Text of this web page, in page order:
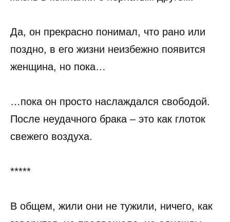
Да, он прекрасно понимал, что рано или
поздно, в его жизни неизбежно появится
женщина, но пока…
…пока он просто наслаждался свободой.
После неудачного брака – это как глоток
свежего воздуха.
*****
В общем, жили они не тужили, ничего, как